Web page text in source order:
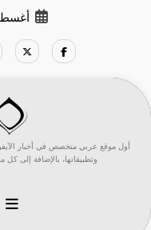
أغسطس
أول موقع عربي متخصص في أخبار
وتطبيقاتها، بالإضافة إلى كل